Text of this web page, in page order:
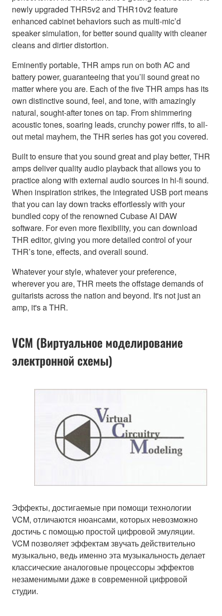
newly upgraded THR5v2 and THR10v2 feature
enhanced cabinet behaviors such as multi-mic’d
speaker simulation, for better sound quality with cleaner
cleans and dirtier distortion.
Eminently portable, THR amps run on both AC and
battery power, guaranteeing that you’ll sound great no
matter where you are. Each of the five THR amps has its
own distinctive sound, feel, and tone, with amazingly
natural, sought-after tones on tap. From shimmering
acoustic tones, soaring leads, crunchy power riffs, to all-
out metal mayhem, the THR series has got you covered.
Built to ensure that you sound great and play better, THR
amps deliver quality audio playback that allows you to
practice along with external audio sources in hi-fi sound.
When inspiration strikes, the integrated USB port means
that you can lay down tracks effortlessly with your
bundled copy of the renowned Cubase AI DAW
software. For even more flexibility, you can download
THR editor, giving you more detailed control of your
THR’s tone, effects, and overall sound.
Whatever your style, whatever your preference,
wherever you are, THR meets the offstage demands of
guitarists across the nation and beyond. It's not just an
amp, it's a THR.
VCM (Виртуальное моделирование
электронной схемы)
Эффекты, достигаемые при помощи технологии
VCM, отличаются нюансами, которых невозможно
достичь с помощью простой цифровой эмуляции.
VCM позволяет эффектам звучать действительно
музыкально, ведь именно эта музыкальность делает
классические аналоговые процессоры эффектов
незаменимыми даже в современной цифровой
студии.